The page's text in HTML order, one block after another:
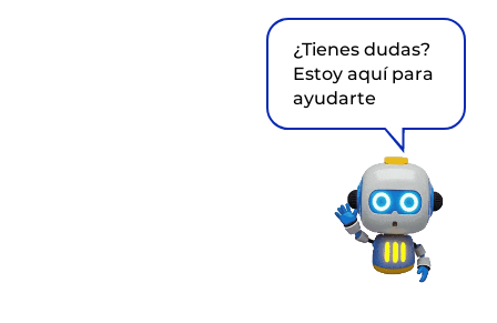
¿Tienes dudas?
Estoy aquí para
ayudarte